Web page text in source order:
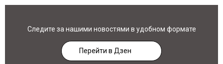
Следите за нашими новостями в удобном формате
Перейти в Дзен